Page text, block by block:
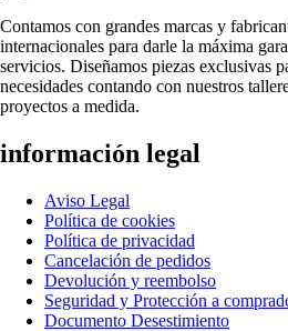
Contamos con grandes marcas y
internacionales para darle la máxima
servicios. Diseñamos piezas exclusivas
necesidades contando con nuestros
proyectos a medida.
información legal
Aviso Legal
Política de cookies
Política de privacidad
Cancelación de pedidos
Devolución y reembolso
Seguridad y Protección a
Documento Desestimiento